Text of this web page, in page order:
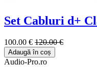
Set Cabluri d+
100.00 € 120.00 €
Adaugă în coș
Audio-Pro.ro